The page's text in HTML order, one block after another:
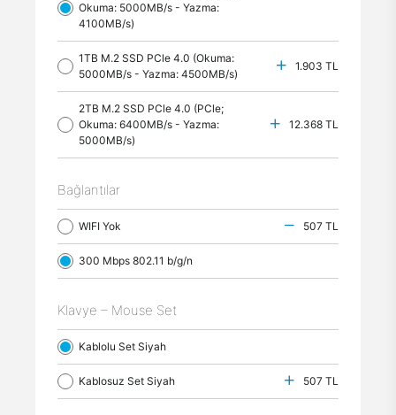
Okuma: 5000MB/s - Yazma:
4100MB/s)
1TB M.2 SSD PCle 4.0 (Okuma:
5000MB/s - Yazma: 4500MB/s)
1.903 TL
2TB M.2 SSD PCle 4.0 (PCle;
Okuma: 6400MB/s - Yazma:
5000MB/s)
12.368 TL
Bağlantılar
WIFI Yok 507 TL
300 Mbps 802.11 b/g/n
Klavye – Mouse Set
Kablolu Set Siyah
Kablosuz Set Siyah 507 TL